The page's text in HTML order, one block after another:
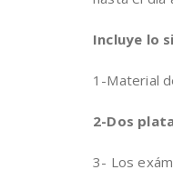
Incluye lo
1-Material
2-Dos
3- Los